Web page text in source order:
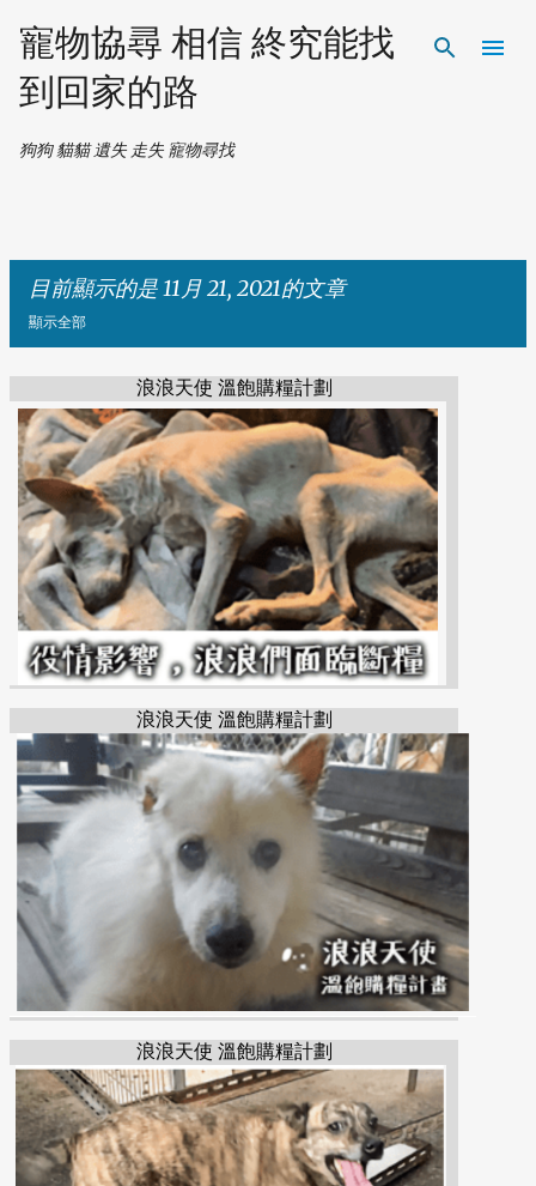
跳到主要內容
寵物協尋 相信 終究能找
到回家的路
狗狗 貓貓 遺失 走失 寵物尋找
目前顯示的是 11月 21, 2021的文章
顯示全部
發
表
文
章
浪浪天使 溫飽購糧計劃
浪浪天使 溫飽購糧計劃
浪浪天使 溫飽購糧計劃